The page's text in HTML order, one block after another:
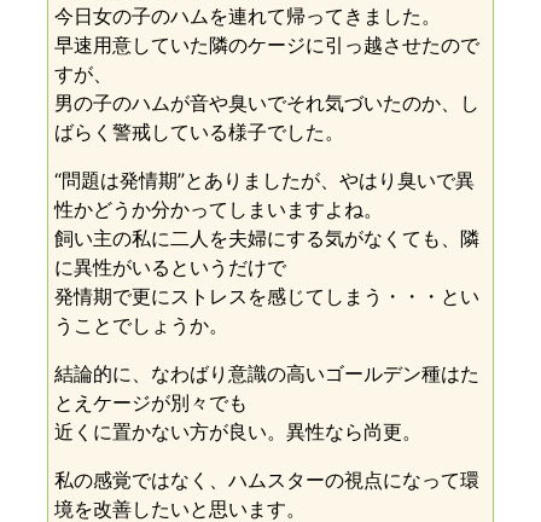
今日女の子のハムを連れて帰ってきました。
早速用意していた隣のケージに引っ越させたので
すが、
男の子のハムが音や臭いでそれ気づいたのか、し
ばらく警戒している様子でした。
“問題は発情期”とありましたが、やはり臭いで異
性かどうか分かってしまいますよね。
飼い主の私に二人を夫婦にする気がなくても、隣
に異性がいるというだけで
発情期で更にストレスを感じてしまう・・・とい
うことでしょうか。
結論的に、なわばり意識の高いゴールデン種はた
とえケージが別々でも
近くに置かない方が良い。異性なら尚更。
私の感覚ではなく、ハムスターの視点になって環
境を改善したいと思います。